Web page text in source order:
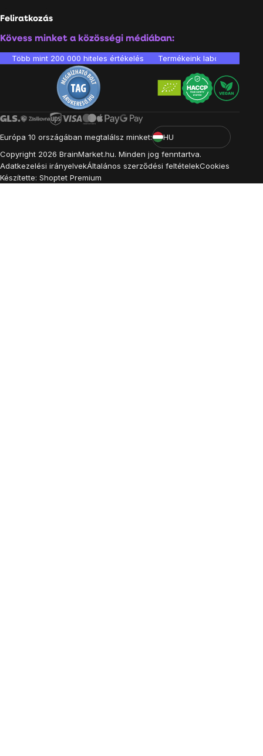
Feliratkozás
Kövess minket a közösségi médiában:
Több mint 200 000 hiteles értékelés Termékeink
Európa 10 országában megtalálsz minket:
HU
Copyright 2026 BrainMarket.hu. Minden jog fenntartva.
Adatkezelési irányelvekÁltalános szerződési feltételekCookies
Készítette: Shoptet Premium